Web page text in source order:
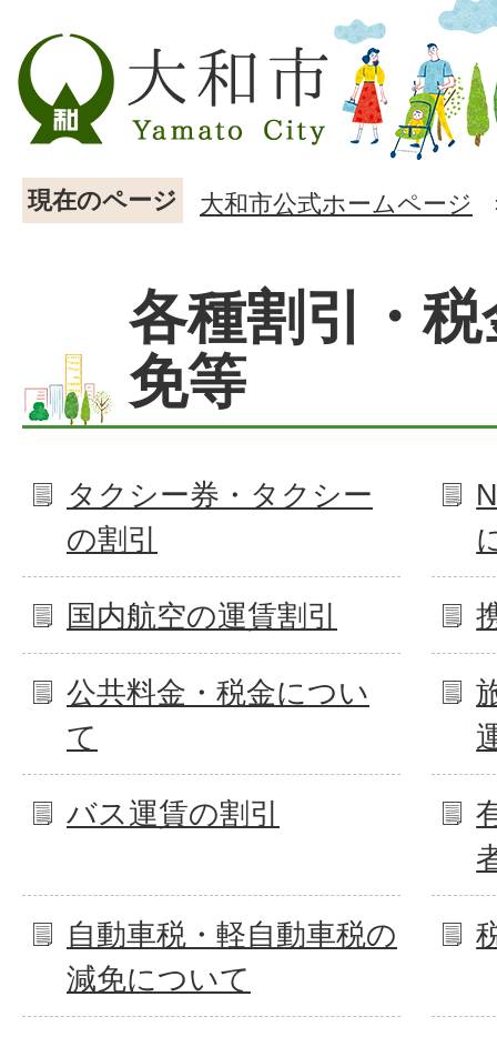
現在のページ 大和市公式ホームページ
各種割引・
免等
タクシー券・タクシー
の割引
国内航空の運賃割引
公共料金・税金につい
て
バス運賃の割引
自動車税・軽自動車税の
減免について